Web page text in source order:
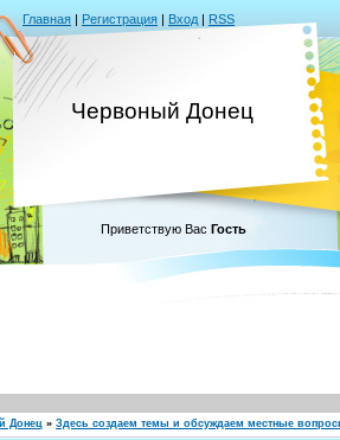
Главная | Регистрация | Вход | RSS
Червоный Донец
Приветствую Вас Гость
Донец » Здесь создаем темы и обсуждаем местные